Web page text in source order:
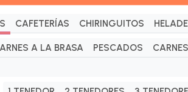
CAFETERÍAS CHIRINGUITOS
A LA BRASA PESCADOS CARNES